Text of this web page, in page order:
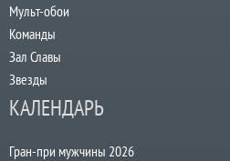
Мульт-обои
Команды
Зал Славы
Звезды
КАЛЕНДАРЬ
Гран-при мужчины 2026